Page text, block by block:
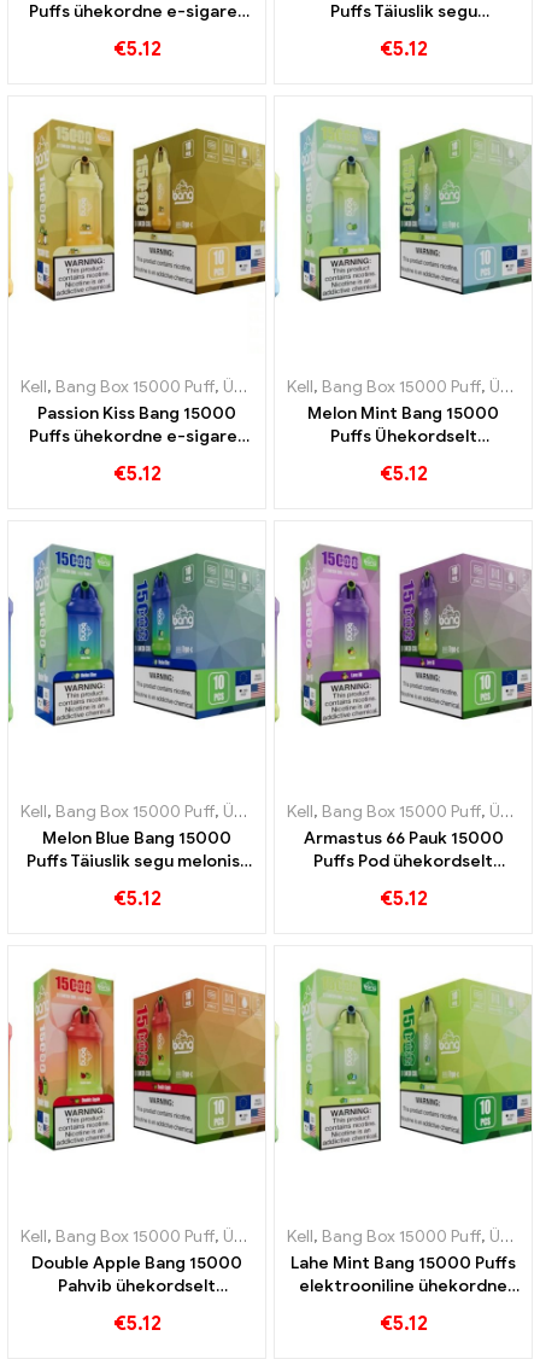
Puffs ühekordne e-sigaret
värskendava jahedusega
€5.12
Puffs Täiuslik segu
€5.12
Kell, Bang Box 15000 Puff, Ühekordsed e-sigaretid Rootsi ,
Passion Kiss Bang 15000
Puffs ühekordne e-sigaret
ja magusa puuvilja
€5.12
Kell, Bang Box 15000 Puff, Ühekordsed e-sigaretid Rootsi
Melon Mint Bang 15000
Puffs Ühekordselt
ühendab meloni magususe
€5.12
Kell, Bang Box 15000 Puff, Ühekordsed e-sigaretid Rootsi ,
Melon Blue Bang 15000
Puffs Täiuslik segu melonist
€5.12
Kell, Bang Box 15000 Puff, Ühekordsed e-sigaretid Rootsi
Armastus 66 Pauk 15000
Puffs Pod ühekordselt
sigaret Ideaalne värskete
€5.12
Kell, Bang Box 15000 Puff, Ühekordsed e-sigaretid Rootsi ,
Double Apple Bang 15000
Pahvib ühekordselt
kogeda õunte magusust
€5.12
Kell, Bang Box 15000 Puff, Ühekordsed e-sigaretid Rootsi
Lahe Mint Bang 15000 Puffs
elektrooniline ühekordne
maitseelamus
€5.12